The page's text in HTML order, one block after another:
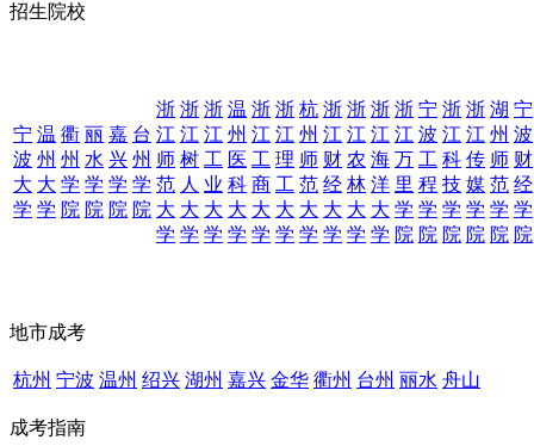
招生院校
宁
波
大
学
温
州
大
学
衢
州
学
院
丽
水
学
院
嘉
兴
学
院
台
州
学
院
浙
江
师
范
大
学
浙
江
树
人
大
学
浙
江
工
业
大
学
温
州
医
科
大
学
浙
江
工
商
大
学
浙
江
理
工
大
学
杭
州
师
范
大
学
浙
江
财
经
大
学
浙
江
农
林
大
学
浙
江
海
洋
大
学
浙
江
万
里
学
院
宁
波
工
程
学
院
浙
江
科
技
学
院
浙
江
传
媒
学
院
湖
州
师
范
学
院
宁
波
财
经
学
院
地市成考
杭州 宁波 温州 绍兴 湖州 嘉兴 金华 衢州 台州 丽水 舟山
成考指南